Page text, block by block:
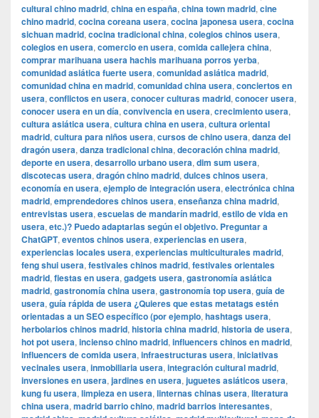
cultural chino madrid, china en españa, china town madrid, cine
chino madrid, cocina coreana usera, cocina japonesa usera, cocina
sichuan madrid, cocina tradicional china, colegios chinos usera,
colegios en usera, comercio en usera, comida callejera china,
comprar marihuana usera hachis marihuana porros yerba,
comunidad asiática fuerte usera, comunidad asiática madrid,
comunidad china en madrid, comunidad china usera, conciertos en
usera, conflictos en usera, conocer culturas madrid, conocer usera,
conocer usera en un día, convivencia en usera, crecimiento usera,
cultura asiática usera, cultura china en usera, cultura oriental
madrid, cultura para niños usera, cursos de chino usera, danza del
dragón usera, danza tradicional china, decoración china madrid,
deporte en usera, desarrollo urbano usera, dim sum usera,
discotecas usera, dragón chino madrid, dulces chinos usera,
economía en usera, ejemplo de integración usera, electrónica china
madrid, emprendedores chinos usera, enseñanza china madrid,
entrevistas usera, escuelas de mandarín madrid, estilo de vida en
usera, etc.)? Puedo adaptarlas según el objetivo. Preguntar a
ChatGPT, eventos chinos usera, experiencias en usera,
experiencias locales usera, experiencias multiculturales madrid,
feng shui usera, festivales chinos madrid, festivales orientales
madrid, fiestas en usera, gadgets usera, gastronomía asiática
madrid, gastronomía china usera, gastronomía top usera, guía de
usera, guía rápida de usera ¿Quieres que estas metatags estén
orientadas a un SEO específico (por ejemplo, hashtags usera,
herbolarios chinos madrid, historia china madrid, historia de usera,
hot pot usera, incienso chino madrid, influencers chinos en madrid,
influencers de comida usera, infraestructuras usera, iniciativas
vecinales usera, inmobiliaria usera, integración cultural madrid,
inversiones en usera, jardines en usera, juguetes asiáticos usera,
kung fu usera, limpieza en usera, linternas chinas usera, literatura
china usera, madrid barrio chino, madrid barrios interesantes,